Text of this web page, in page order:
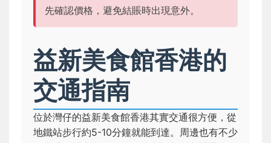
先確認價格，避免結賬時出現意外。
益新美食館香港的
交通指南
位於灣仔的益新美食館香港其實交通很方便，從
地鐵站步行約5-10分鐘就能到達。周邊也有不少